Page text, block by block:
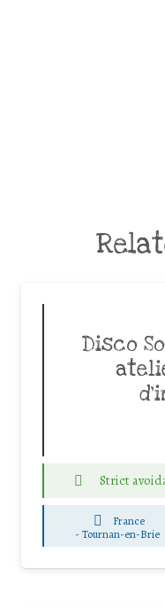
Disco
Strict
France
- Tournan-en-Brie